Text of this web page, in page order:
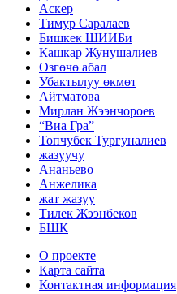
Аскер
Тимур Саралаев
Бишкек ШИИБи
Кашкар Жунушалиев
Өзгөчө абал
Убактылуу өкмөт
Айтматова
Мирлан Жээнчороев
“Виа Гра”
Топчубек Тургуналиев
жазуучу
Ананьево
Анжелика
жат жазуу
Тилек Жээнбеков
БШК
О проекте
Карта сайта
Контактная информация